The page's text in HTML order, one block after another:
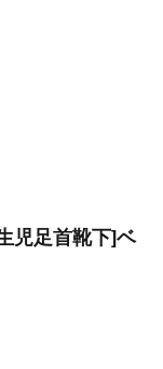
児足首靴下]ベ